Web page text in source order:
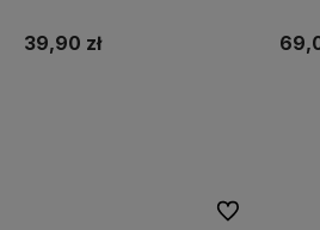
39,90 zł
Do ulubionych